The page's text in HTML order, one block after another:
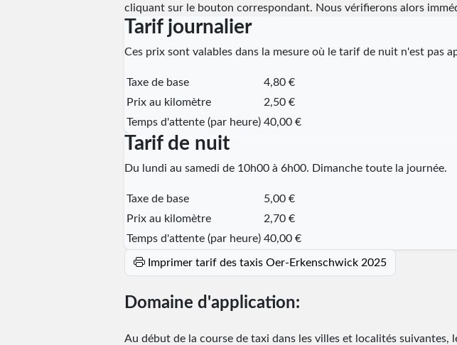
cliquant sur le bouton correspondant. Nous vérifierons alors
Tarif journalier
Ces prix sont valables dans la mesure où le tarif de nuit n'est pas
Taxe de base
4,80 €
Prix au kilomètre
2,50 €
Temps d'attente (par heure) 40,00 €
Tarif de nuit
Du lundi au samedi de 10h00 à 6h00. Dimanche toute la journée.
Taxe de base
5,00 €
Prix au kilomètre
2,70 €
Temps d'attente (par heure) 40,00 €
Imprimer tarif des taxis Oer-Erkenschwick 2025
Domaine d'application:
Au début de la course de taxi dans les villes et localités suivantes,